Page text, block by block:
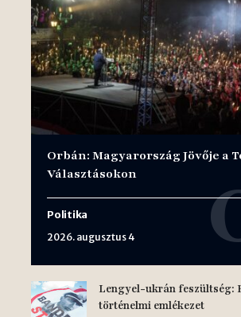
Orbán: Magyarország Jövője a
Választásokon
Politika
2026. augusztus 4
Lengyel-ukrán feszültség:
történelmi emlékezet